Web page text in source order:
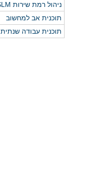
ניהול רמת שירות SLM
תוכנית אב למחשוב
תוכנית עבודה שנתית